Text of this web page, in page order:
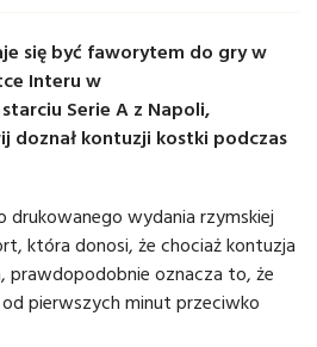
się być faworytem do gry w
Interu w
Serie A z Napoli,
doznał kontuzji kostki podczas
drukowanego wydania rzymskiej
która donosi, że chociaż kontuzja
prawdopodobnie oznacza to, że
pierwszych minut przeciwko